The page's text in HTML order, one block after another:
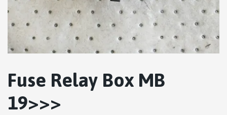
Fuse Relay Box MB
19>>>